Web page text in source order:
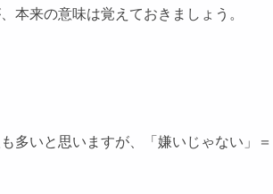
本来の意味は覚えておきましょう。
多いと思いますが、「嫌いじゃない」＝